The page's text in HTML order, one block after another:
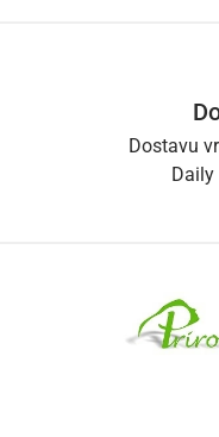
Dostavu
Daily